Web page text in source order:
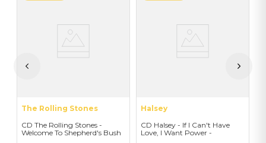
The Rolling Stones
CD The Rolling Stones -
Welcome To Shepherd's Bush
Halsey
CD Halsey - If I Can't Have
Love, I Want Power -